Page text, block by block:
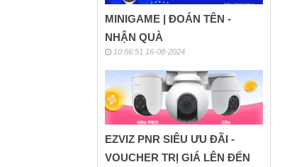
MINIGAME | ĐOÁN TÊN -
NHẬN QUÀ
10:56:51 16-08-2024
EZVIZ PNR SIÊU ƯU ĐÃI -
VOUCHER TRỊ GIÁ LÊN ĐẾN